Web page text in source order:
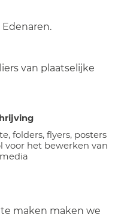
van plaatselijke
folders, flyers, posters
voor het bewerken van
maken maken we